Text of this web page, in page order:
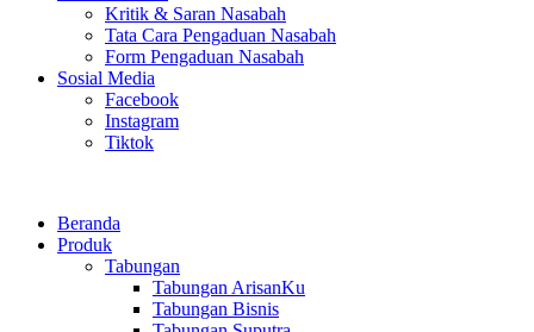
Kritik & Saran Nasabah
Tata Cara Pengaduan Nasabah
Form Pengaduan Nasabah
Sosial Media
Facebook
Instagram
Tiktok
Beranda
Produk
Tabungan
Tabungan ArisanKu
Tabungan Bisnis